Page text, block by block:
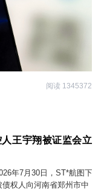
阅读 1345372
王宇翔被证监会立
年7月30日，ST*航图下
权人向河南省郑州市中